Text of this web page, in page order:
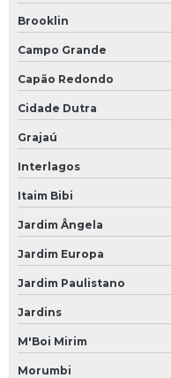
Brooklin
Campo Grande
Capão Redondo
Cidade Dutra
Grajaú
Interlagos
Itaim Bibi
Jardim Ângela
Jardim Europa
Jardim Paulistano
Jardins
M'Boi Mirim
Morumbi